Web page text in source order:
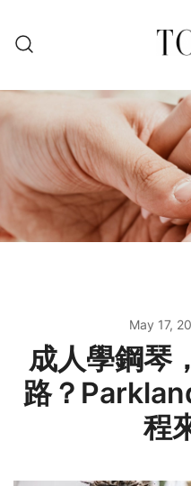
content
May 17,
成人學鋼琴
路？
程